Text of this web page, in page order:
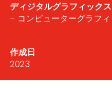
ディジタルグラフィックス
- コンピューターグラフィ
作成日
2023